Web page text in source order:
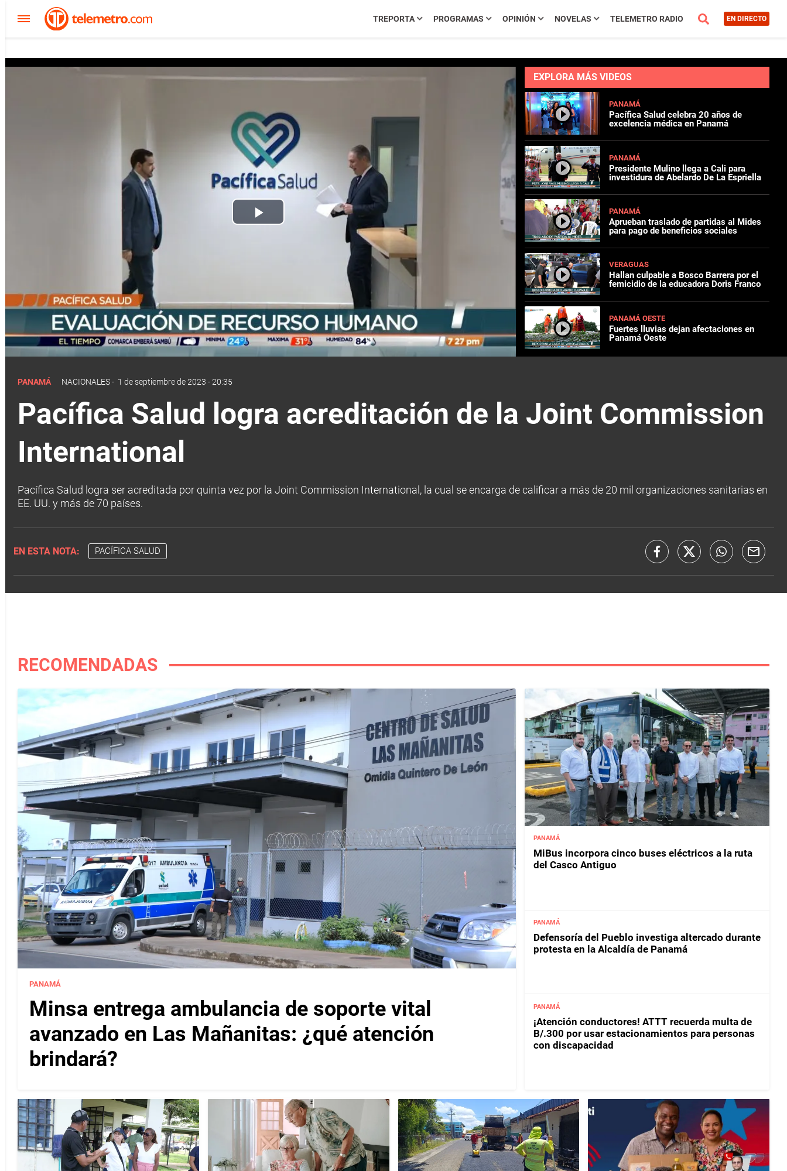
TREPORTA PROGRAMAS OPINIÓN NOVELAS TELEMETRO RADIO EN DIRECTO
Play
EXPLORA MÁS VIDEOS
PANAMÁ
Pacífica Salud celebra 20 años de
excelencia médica en Panamá
PANAMÁ
Presidente Mulino llega a Cali para
investidura de Abelardo De La Espriella
PANAMÁ
Aprueban traslado de partidas al Mides
para pago de beneficios sociales
VERAGUAS
Hallan culpable a Bosco Barrera por el
femicidio de la educadora Doris Franco
PANAMÁ OESTE
Fuertes lluvias dejan afectaciones en
Panamá Oeste
PANAMÁ NACIONALES- 1 de septiembre de 2023 - 20:35
Pacífica Salud logra acreditación de la Joint Commission
International
Pacífica Salud logra ser acreditada por quinta vez por la Joint Commission International, la cual se encarga de calificar a más de 20 mil organizaciones sanitarias en
EE. UU. y más de 70 países.
EN ESTA NOTA: PACÍFICA SALUD
RECOMENDADAS
PANAMÁ
Minsa entrega ambulancia de soporte vital
avanzado en Las Mañanitas: ¿qué atención
brindará?
PANAMÁ
MiBus incorpora cinco buses eléctricos a la ruta
del Casco Antiguo
PANAMÁ
Defensoría del Pueblo investiga altercado durante
protesta en la Alcaldía de Panamá
PANAMÁ
¡Atención conductores! ATTT recuerda multa de
B/.300 por usar estacionamientos para personas
con discapacidad